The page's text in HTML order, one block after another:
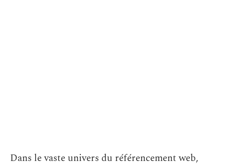
Dans le vaste univers du référencement web,